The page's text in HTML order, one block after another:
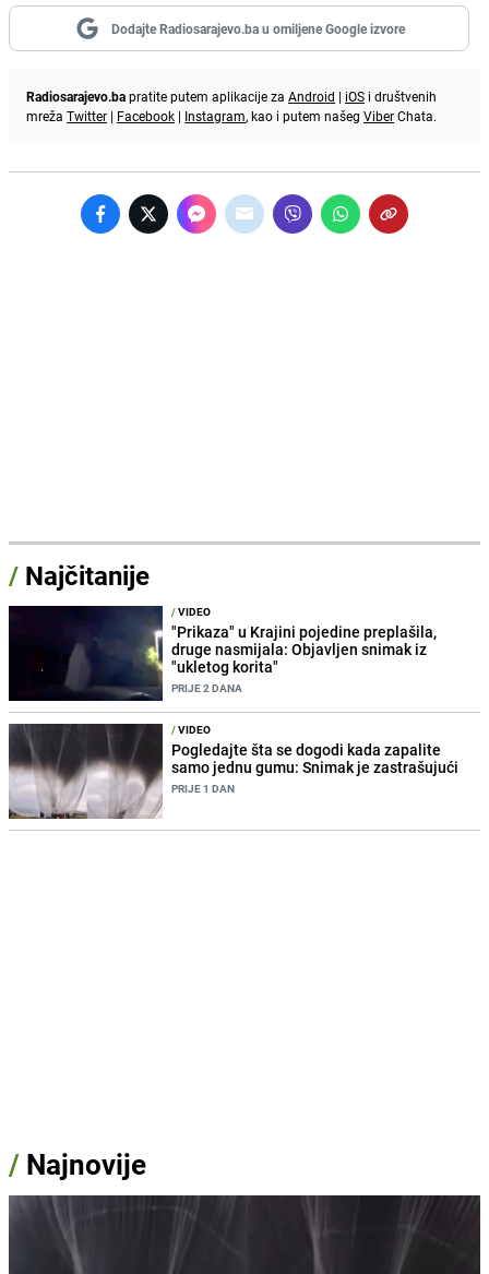
Dodajte Radiosarajevo.ba u omiljene Google izvore
Radiosarajevo.bapratite putem aplikacije za Android | iOS i društvenih
mreža Twitter | Facebook | Instagram, kao i putem našeg ViberChata.
/ Najčitanije
/VIDEO
"Prikaza" u Krajini pojedine preplašila,
druge nasmijala: Objavljen snimak iz
"ukletog korita"
PRIJE 2 DANA
/VIDEO
Pogledajte šta se dogodi kada zapalite
samo jednu gumu: Snimak je zastrašujući
PRIJE 1 DAN
/ Najnovije